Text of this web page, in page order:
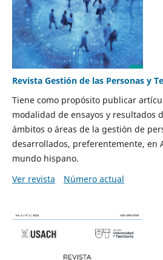
Revista Gestión de las Personas y
Tiene como propósito publicar
modalidad de ensayos y resultados
ámbitos o áreas de la gestión de
desarrollados, preferentemente, en
mundo hispano.
Ver revista
Número actual